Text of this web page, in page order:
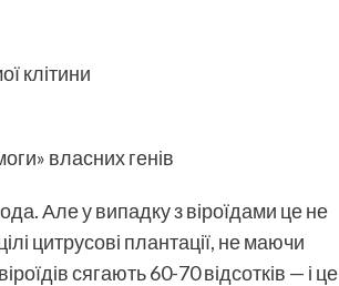
клітини
власних генів
Але у випадку з віроїдами це не
цитрусові плантації, не маючи
сягають 60-70 відсотків — і це